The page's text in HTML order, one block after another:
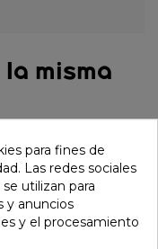
misma
para fines de
Las redes sociales
utilizan para
y anuncios
y el procesamiento